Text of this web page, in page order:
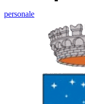
personale